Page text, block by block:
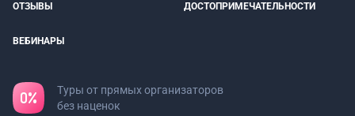
ОТЗЫВЫ ДОСТОПРИМЕЧАТЕЛЬНОСТИ
ВЕБИНАРЫ
Туры от прямых организаторов
без наценок